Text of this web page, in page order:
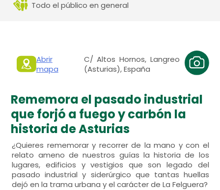
Todo el público en general
Abrir
mapa
C/ Altos Hornos, Langreo
(Asturias), España
Rememora el pasado industrial
que forjó a fuego y carbón la
historia de Asturias
¿Quieres rememorar y recorrer de la mano y con el
relato ameno de nuestros guías la historia de los
lugares, edificios y vestigios que son legado del
pasado industrial y siderúrgico que tantas huellas
dejó en la trama urbana y el carácter de La Felguera?